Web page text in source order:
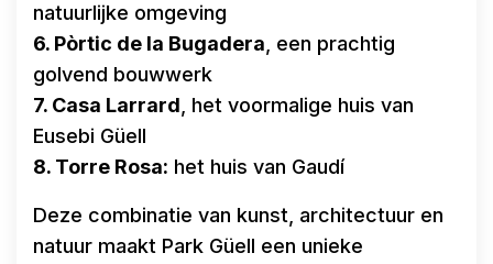
natuurlijke omgeving
6. Pòrtic de la Bugadera , een prachtig
golvend bouwwerk
7. Casa Larrard , het voormalige huis van
Eusebi Güell
8. Torre Rosa: het huis van Gaudí
Deze combinatie van kunst, architectuur en
natuur maakt Park Güell een unieke